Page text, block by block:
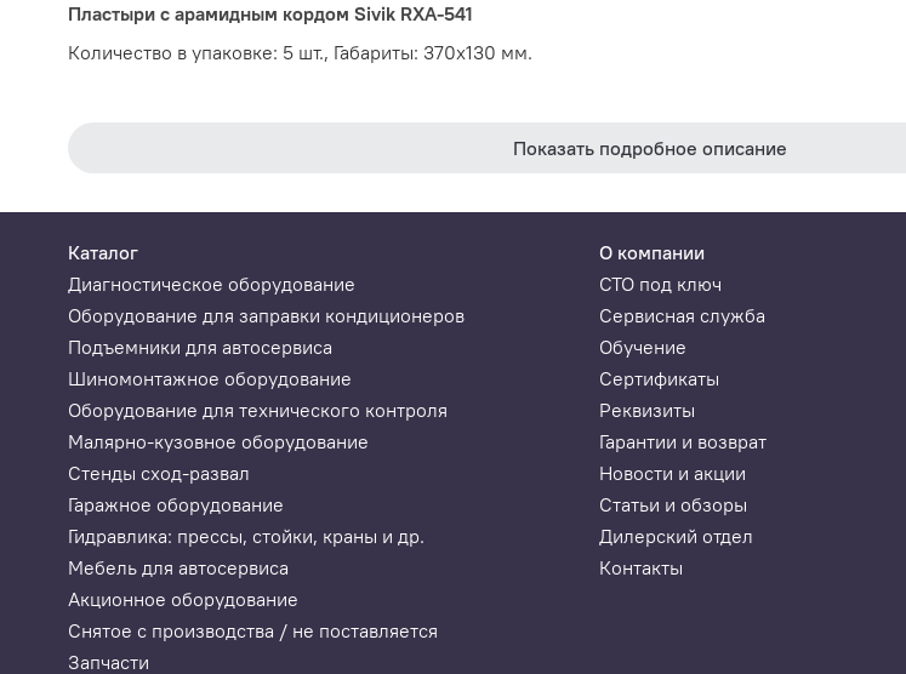
Пластыри с арамидным кордом Sivik RXA-541
Количество в упаковке: 5 шт., Габариты: 370x130 мм.
Показать подробное описание
Каталог
Диагностическое оборудование
Оборудование для заправки кондиционеров
Подъемники для автосервиса
Шиномонтажное оборудование
Оборудование для технического контроля
Малярно-кузовное оборудование
Стенды сход-развал
Гаражное оборудование
Гидравлика: прессы, стойки, краны и др.
Мебель для автосервиса
Акционное оборудование
Снятое с производства / не поставляется
Запчасти
О компании
СТО под ключ
Сервисная служба
Обучение
Сертификаты
Реквизиты
Гарантии и возврат
Новости и акции
Статьи и обзоры
Дилерский отдел
Контакты